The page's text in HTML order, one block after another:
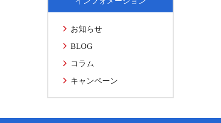
お知らせ
BLOG
コラム
キャンペーン